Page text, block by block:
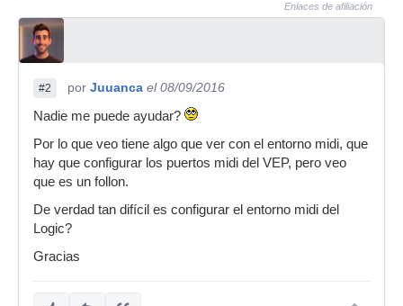
Enlaces de afiliación
#2 por Juuanca el 08/09/2016
Nadie me puede ayudar?
Por lo que veo tiene algo que ver con el entorno midi, que
hay que configurar los puertos midi del VEP, pero veo
que es un follon.
De verdad tan difícil es configurar el entorno midi del
Logic?
Gracias